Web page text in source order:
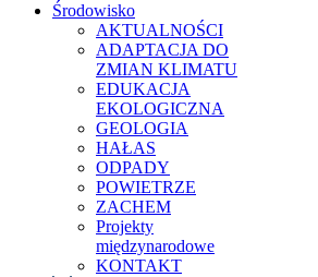
Środowisko
AKTUALNOŚCI
ADAPTACJA DO
ZMIAN KLIMATU
EDUKACJA
EKOLOGICZNA
GEOLOGIA
HAŁAS
ODPADY
POWIETRZE
ZACHEM
Projekty
międzynarodowe
KONTAKT